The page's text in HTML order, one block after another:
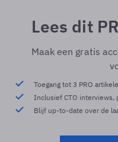
Lees dit
Maak een gratis
Toegang tot 3 PRO
Inclusief CTO interviews,
Blijf up-to-date over de